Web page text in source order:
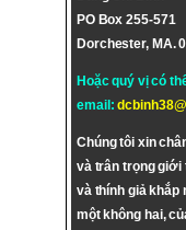
PO Box 255-571
Dorchester, MA.
Hoặc quý vị có
email:
Chúng tôi xin
và trân trọng giới
và thính giả khắp
một không hai,